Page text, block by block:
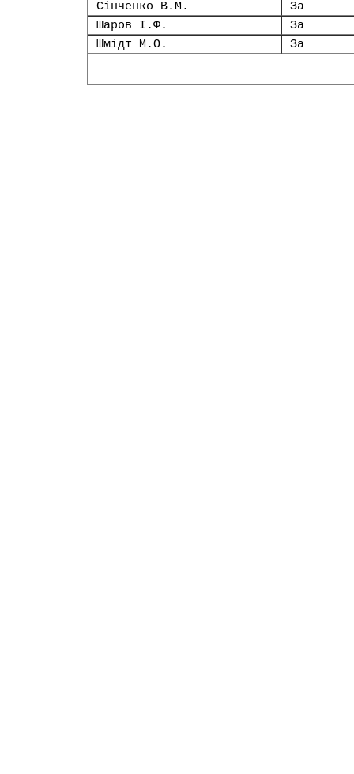
Сінченко В.М.
За
Шаров І.Ф.
За
Шмідт М.О.
За